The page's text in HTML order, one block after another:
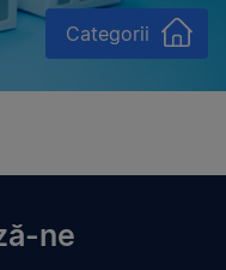
Categorii
ne